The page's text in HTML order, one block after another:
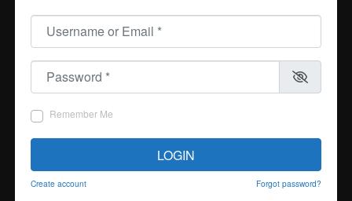
Username or Email
Password
Remember Me
LOGIN
Create account Forgot password?